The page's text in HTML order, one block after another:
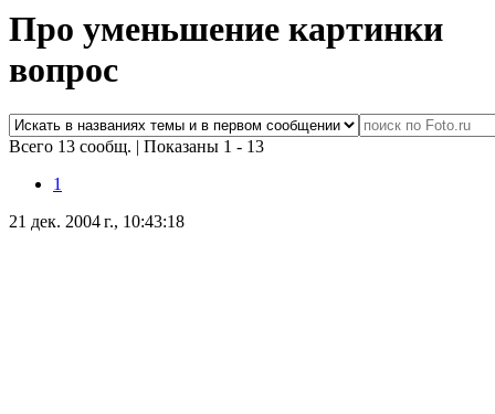
Про уменьшение картинки
вопрос
Всего 13 сообщ. | Показаны 1 - 13
1
21 дек. 2004 г., 10:43:18